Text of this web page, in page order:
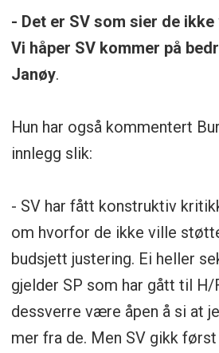
- Det er SV som sier de
Vi håper SV kommer på
Janøy.
Hun har også kommentert
innlegg slik:
- SV har fått konstruktiv
om hvorfor de ikke ville
budsjett justering. Ei heller
gjelder SP som har gått til H/
dessverre være åpen å si at
mer fra de. Men SV gikk